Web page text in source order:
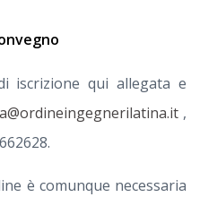
iscrizione qui allegata e
,
è comunque necessaria